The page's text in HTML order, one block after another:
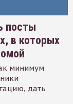
посты
в которых
минимум
дать